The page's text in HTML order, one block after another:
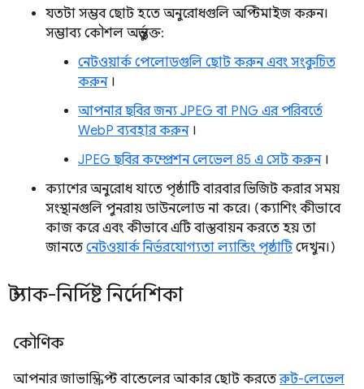
যতটা সম্ভব ছোট হতে অনুরোধগুলি অপ্টিমাইজ করুন।
সম্ভাব্য কৌশল অন্তর্ভুক্ত:
নেটওয়ার্ক পেলোডগুলি ছোট করুন এবং সংকুচিত
করুন।
আপনার ছবির জন্য JPEG বা PNG এর পরিবর্তে
WebP ব্যবহার করুন।
JPEG ছবির কম্প্রেশন লেভেল 85 এ সেট করুন।
ক্যাশের অনুরোধ যাতে পৃষ্ঠাটি বারবার ভিজিট করার সময়
সংস্থানগুলি পুনরায় ডাউনলোড না করে। (ক্যাশিং কীভাবে
কাজ করে এবং কীভাবে এটি বাস্তবায়ন করতে হয় তা
জানতে নেটওয়ার্ক নির্ভরযোগ্যতা ল্যান্ডিং পৃষ্ঠাটিদেখুন।)
স্ট্যাক-নির্দিষ্ট নির্দেশিকা
কৌণিক
আপনার জাভাস্ক্রিপ্ট বান্ডেলের আকার ছোট করতেরুট-লেভেল